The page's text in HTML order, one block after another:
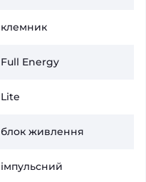
клемник
Full Energy
Lite
блок живлення
імпульсний